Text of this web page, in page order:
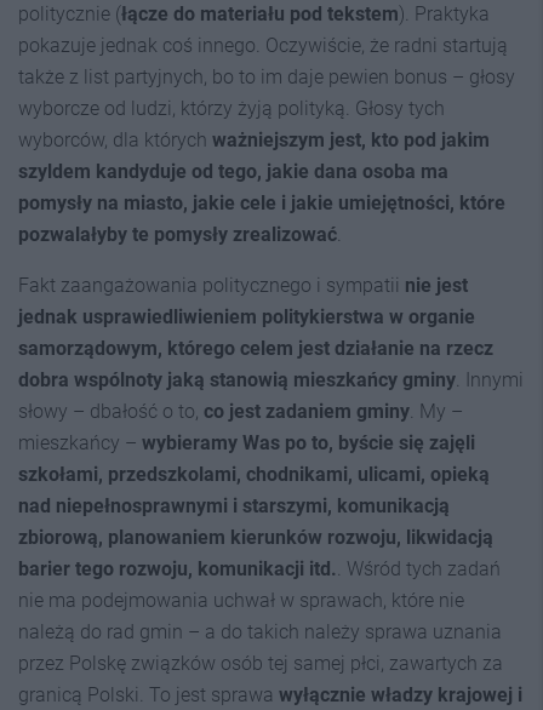
politycznie (łącze do materiału pod tekstem). Praktyka
pokazuje jednak coś innego. Oczywiście, że radni startują
także z list partyjnych, bo to im daje pewien bonus – głosy
wyborcze od ludzi, którzy żyją polityką. Głosy tych
wyborców, dla których ważniejszym jest, kto pod jakim
szyldem kandyduje od tego, jakie dana osoba ma
pomysły na miasto, jakie cele i jakie umiejętności, które
pozwalałyby te pomysły zrealizować.
Fakt zaangażowania politycznego i sympatii nie jest
jednak usprawiedliwieniem politykierstwa w organie
samorządowym, którego celem jest działanie na rzecz
dobra wspólnoty jaką stanowią mieszkańcy gminy. Innymi
słowy – dbałość o to, co jest zadaniem gminy. My –
mieszkańcy – wybieramy Was po to, byście się zajęli
szkołami, przedszkolami, chodnikami, ulicami, opieką
nad niepełnosprawnymi i starszymi, komunikacją
zbiorową, planowaniem kierunków rozwoju, likwidacją
barier tego rozwoju, komunikacji itd .. Wśród tych zadań
nie ma podejmowania uchwał w sprawach, które nie
należą do rad gmin – a do takich należy sprawa uznania
przez Polskę związków osób tej samej płci, zawartych za
granicą Polski. To jest sprawa wyłącznie władzy krajowej i